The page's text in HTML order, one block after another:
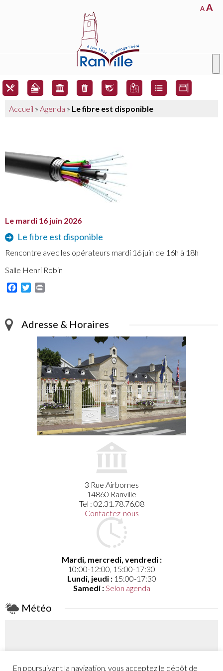
AA
Accueil » Agenda » Le fibre est disponible
Le mardi 16 juin 2026
Le fibre est disponible
Rencontre avec les opérateurs mardi 16 juin de 16h à 18h
Salle Henri Robin
Facebook
Twitter
Adresse & Horaires
3 Rue Airbornes
14860 Ranville
Tel : 02.31.78.76.08
Contactez-nous
Mardi, mercredi, vendredi :
10:00-12:00, 15:00-17:30
Lundi, jeudi :15:00-17:30
Samedi :Selon agenda
Météo
Coefficient
En poursuivant la navigation, vous acceptez le dépôt de